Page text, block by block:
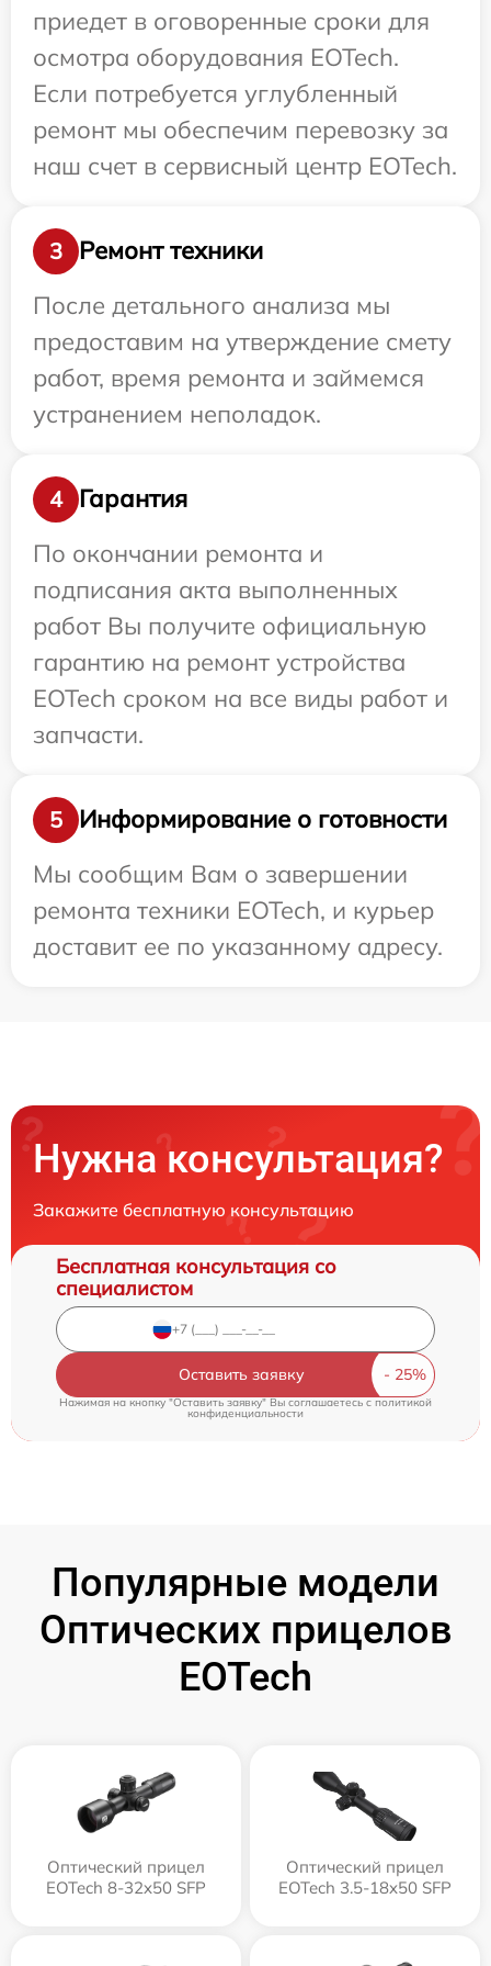
приедет в оговоренные сроки для
осмотра оборудования EOTech.
Если потребуется углубленный
ремонт мы обеспечим перевозку за
наш счет в сервисный центр EOTech.
3
Ремонт техники
После детального анализа мы
предоставим на утверждение смету
работ, время ремонта и займемся
устранением неполадок.
4
Гарантия
По окончании ремонта и
подписания акта выполненных
работ Вы получите официальную
гарантию на ремонт устройства
EOTech сроком на все виды работ и
запчасти.
5
Информирование о готовности
Мы сообщим Вам о завершении
ремонта техники EOTech, и курьер
доставит ее по указанному адресу.
Нужна консультация?
Закажите бесплатную консультацию
Бесплатная консультация со
специалистом
Оставить заявку
Нажимая на кнопку "Оставить заявку" Вы соглашаетесь cполитикой
конфиденциальности
Популярные модели
Оптических прицелов
EOTech
Оптический прицел
EOTech 8-32x50 SFP
Оптический прицел
EOTech 3.5-18x50 SFP